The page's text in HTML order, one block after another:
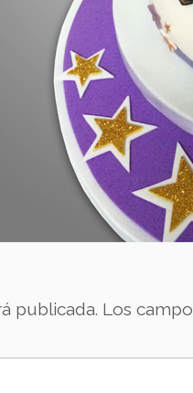
publicada. Los